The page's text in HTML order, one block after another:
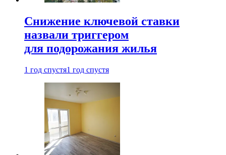
Снижение ключевой ставки
назвали триггером
для подорожания жилья
1 год спустя1 год спустя